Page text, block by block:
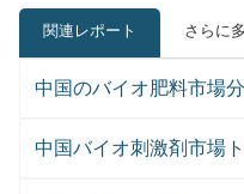
関連レポート さらに
中国のバイオ肥料市場
中国バイオ刺激剤市場